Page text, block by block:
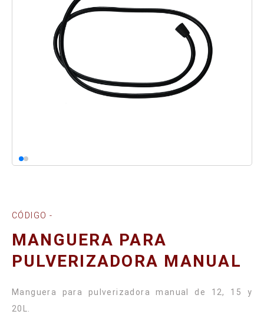
CÓDIGO -
MANGUERA PARA
PULVERIZADORA MANUAL
Manguera para pulverizadora manual de 12, 15 y
20L.